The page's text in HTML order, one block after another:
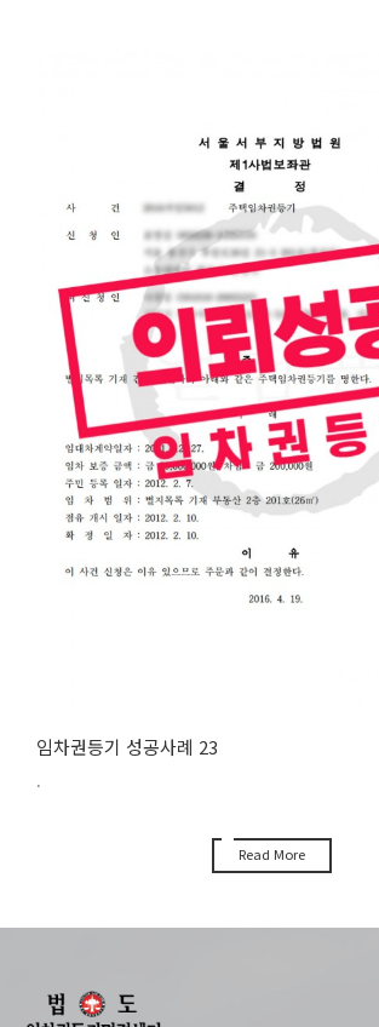
임차권등기 성공사례 23
.
Read More